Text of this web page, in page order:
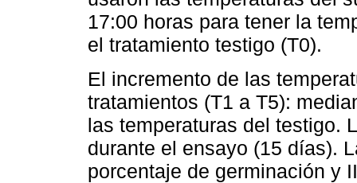
17:00 horas para tener la
el tratamiento testigo (T0).
El incremento de las
tratamientos (T1 a T5):
las temperaturas del testigo.
durante el ensayo (15 días).
porcentaje de germinación y